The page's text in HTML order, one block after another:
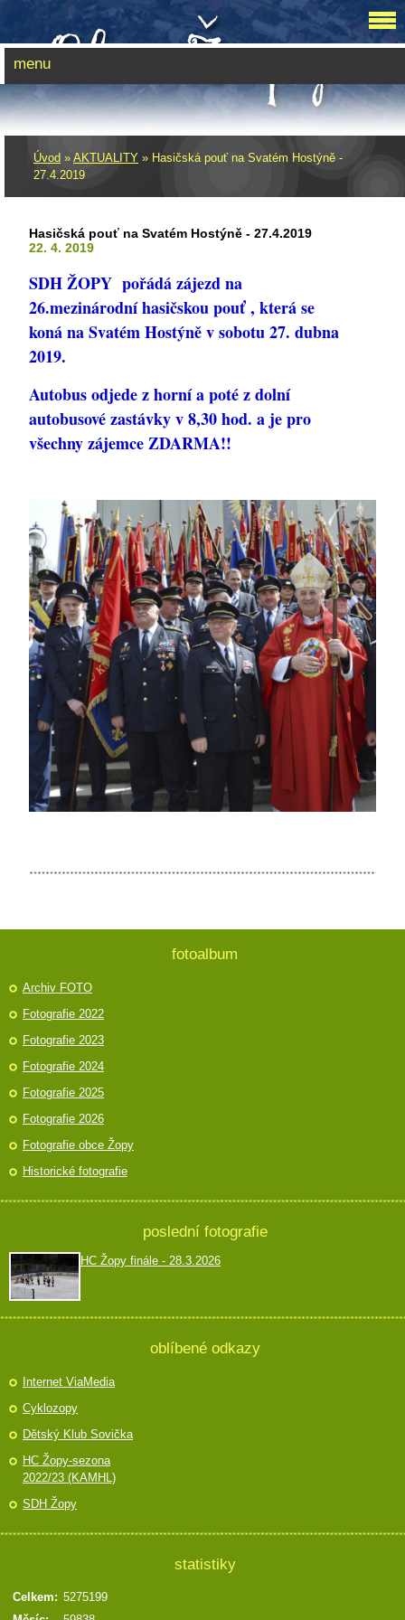
Úvod » AKTUALITY » Hasičská pouť na Svatém Hostýně -
27.4.2019
Hasičská pouť na Svatém Hostýně - 27.4.2019
22. 4. 2019
SDH ŽOPY pořádá zájezd na
26.mezinárodní hasičskou pouť , která se
koná na Svatém Hostýně v sobotu 27. dubna
2019.
Autobus odjede z horní a poté z dolní
autobusové zastávky v 8,30 hod. a je pro
všechny zájemce ZDARMA!!
menu
fotoalbum
Archiv FOTO
Fotografie 2022
Fotografie 2023
Fotografie 2024
Fotografie 2025
Fotografie 2026
Fotografie obce Žopy
Historické fotografie
poslední fotografie
HC Žopy finále - 28.3.2026
oblíbené odkazy
Internet ViaMedia
Cyklozopy
Dětský Klub Sovička
HC Žopy-sezona
2022/23 (KAMHL)
SDH Žopy
statistiky
Celkem: 5275199